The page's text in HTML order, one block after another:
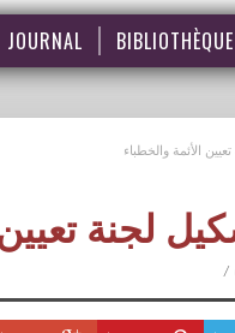
JOURNAL BIBLIOTHÈQUE
الأئمة والخطباء
لجنة تعيين
/